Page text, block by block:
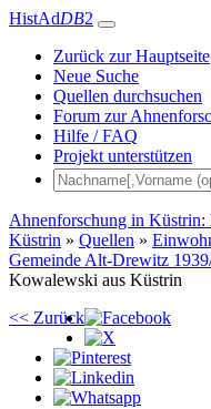
HistAdDB2
Zurück zur Hauptseite
Neue Suche
Quellen durchsuchen
Forum zur
Hilfe / FAQ
Projekt unterstützen
Ahnenforschung in Küstrin:
Küstrin » Quellen »
Gemeinde Alt-Drewitz
Kowalewski aus Küstrin
<< Zurück